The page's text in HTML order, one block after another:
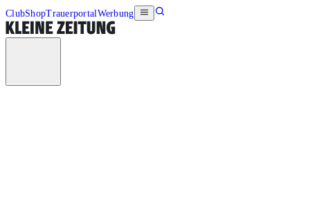
ClubShopTrauerportalWerbung